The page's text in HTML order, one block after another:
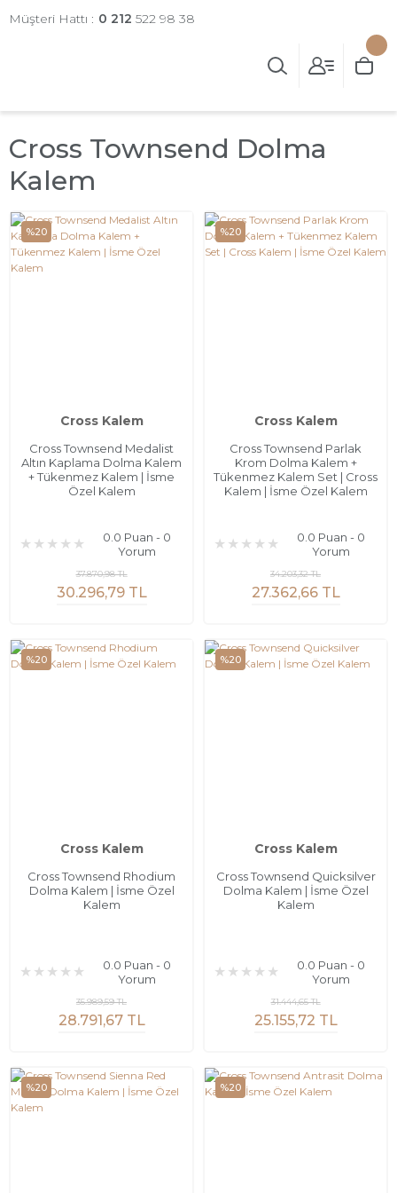
Müşteri Hattı : 0 212 522 98 38
Cross Townsend Dolma
Kalem
%20
Cross Kalem
Cross Townsend Medalist
Altın Kaplama Dolma Kalem
+ Tükenmez Kalem | İsme
Özel Kalem
0.0 Puan - 0
Yorum
30.296,79 TL
37.870,98 TL
%20
Cross Kalem
Cross Townsend Parlak
Krom Dolma Kalem +
Tükenmez Kalem Set | Cross
Kalem | İsme Özel Kalem
0.0 Puan - 0
Yorum
27.362,66 TL
34.203,32 TL
%20
Cross Kalem
Cross Townsend Rhodium
Dolma Kalem | İsme Özel
Kalem
0.0 Puan - 0
Yorum
28.791,67 TL
35.989,59 TL
%20
Cross Kalem
Cross Townsend Quicksilver
Dolma Kalem | İsme Özel
Kalem
0.0 Puan - 0
Yorum
25.155,72 TL
31.444,65 TL
%20 %20